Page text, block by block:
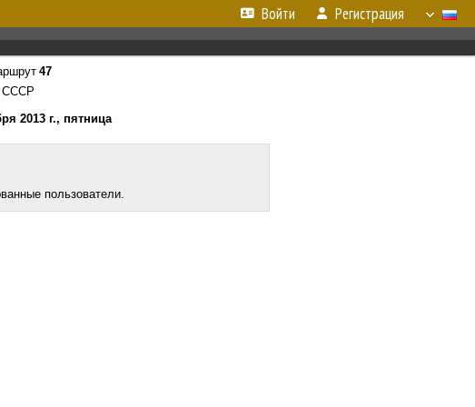
Войти Регистрация
47
СССР
2013 г., пятница
пользователи.